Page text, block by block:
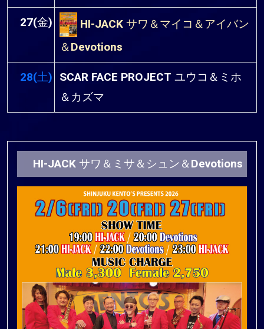
27(金)
HI-JACK サワ＆マイコ＆アイバン
＆Devotions
28(土) SCAR FACE PROJECT ユウコ＆ミホ
＆カズマ
HI-JACK サワ＆ミサ＆シュン＆Devotions